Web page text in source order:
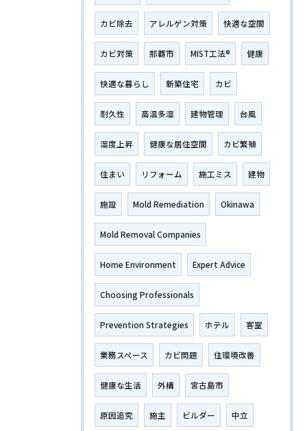
カビ除去 アレルゲン対策 快適な空間
カビ対策 那覇市 MIST工法® 健康
快適な暮らし 新築住宅 カビ
耐久性 高温多湿 建物管理 台風
湿度上昇 健康な居住空間 カビ繁殖
住まい リフォーム 施工ミス 建物
施設 Mold Remediation Okinawa
Mold Removal Companies
Home Environment Expert Advice
Choosing Professionals
Prevention Strategies ホテル 客室
業務スペース カビ問題 住環境改善
健康な生活 外構 宮古島市
原因追究 施主 ビルダー 中立